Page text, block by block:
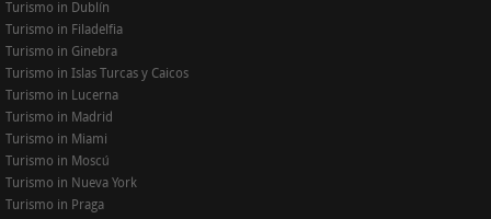
Turismo in Dublín
Turismo in Filadelfia
Turismo in Ginebra
Turismo in Islas Turcas y Caicos
Turismo in Lucerna
Turismo in Madrid
Turismo in Miami
Turismo in Moscú
Turismo in Nueva York
Turismo in Praga